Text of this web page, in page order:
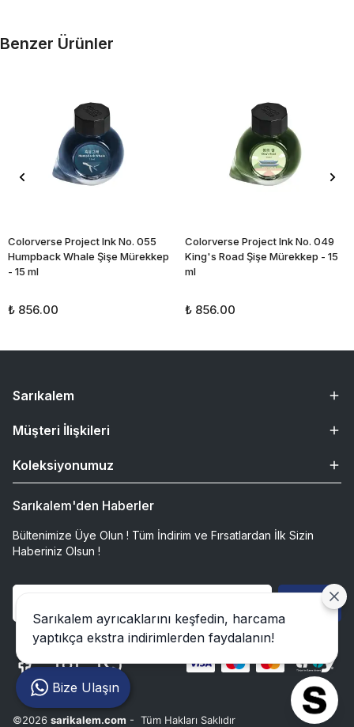
Benzer Ürünler
Colorverse Project Ink No. 055
Humpback Whale Şişe Mürekkep
- 15 ml
₺ 856.00
Colorverse Project Ink No. 049
King's Road Şişe Mürekkep - 15
ml
₺ 856.00
Sarıkalem
Müşteri İlişkileri
Koleksiyonumuz
Sarıkalem'den Haberler
Bültenimize Üye Olun ! Tüm İndirim ve Fırsatlardan İlk Sizin
Haberiniz Olsun !
Gönder
©2026 sarikalem.com - Tüm Hakları Saklıdır
Sarıkalem ayrıcaklarını keşfedin, harcama
yaptıkça ekstra indirimlerden faydalanın!
Bize Ulaşın